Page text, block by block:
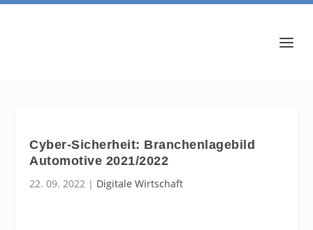
Cyber-Sicherheit: Branchenlagebild
Automotive 2021/2022
22. 09. 2022 | Digitale Wirtschaft